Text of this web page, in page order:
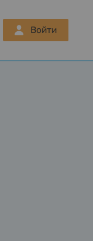
Войти